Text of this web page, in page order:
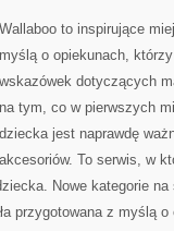
Wallaboo to inspirujące
myślą o opiekunach,
wskazówek dotyczących
na tym, co w pierwszych
dziecka jest naprawdę
akcesoriów. To serwis, w
Nowe kategorie
przygotowana z myślą